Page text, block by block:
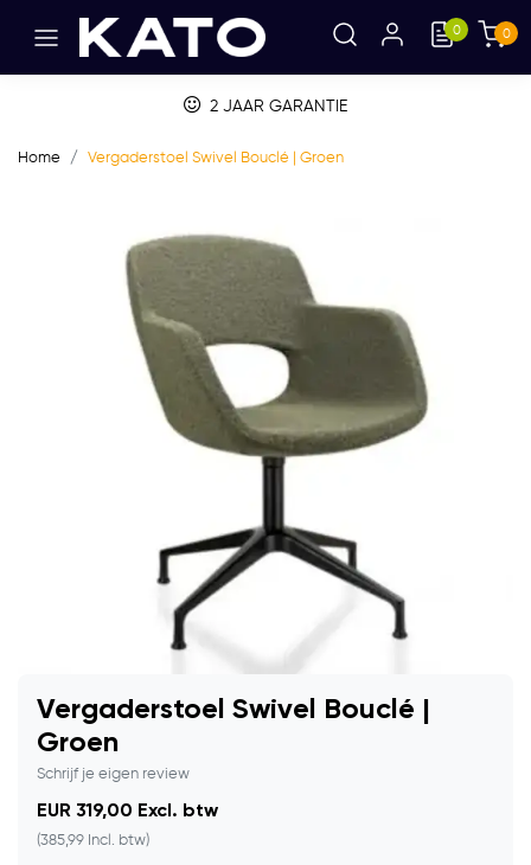
0 0
2 JAAR GARANTIE
Home Vergaderstoel Swivel Bouclé | Groen
Vergaderstoel Swivel Bouclé |
Groen
Schrijf je eigen review
EUR 319,00 Excl. btw
(385,99 Incl. btw)